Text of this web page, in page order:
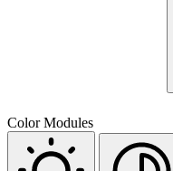
Color Modules